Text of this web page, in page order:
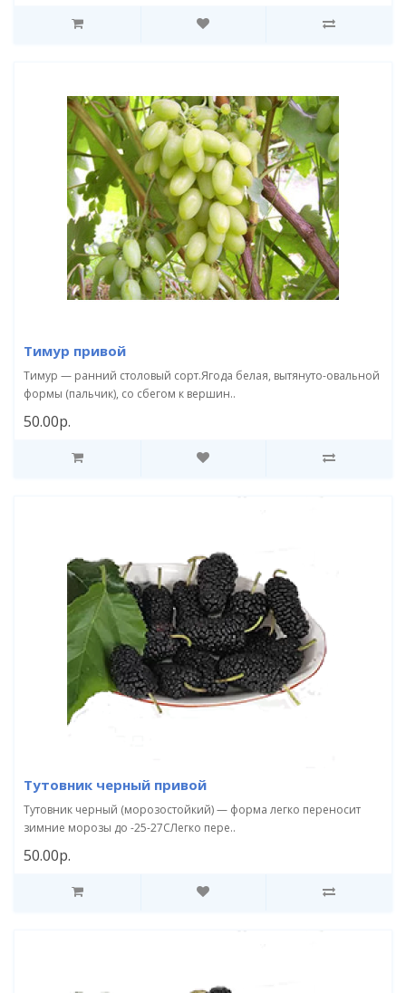
Тимур привой
Тимур — ранний столовый сорт.Ягода белая, вытянуто-овальной
формы (пальчик), со сбегом к вершин..
50.00р.
Тутовник черный привой
Тутовник черный (морозостойкий) — форма легко переносит
зимние морозы до -25-27СЛегко пере..
50.00р.